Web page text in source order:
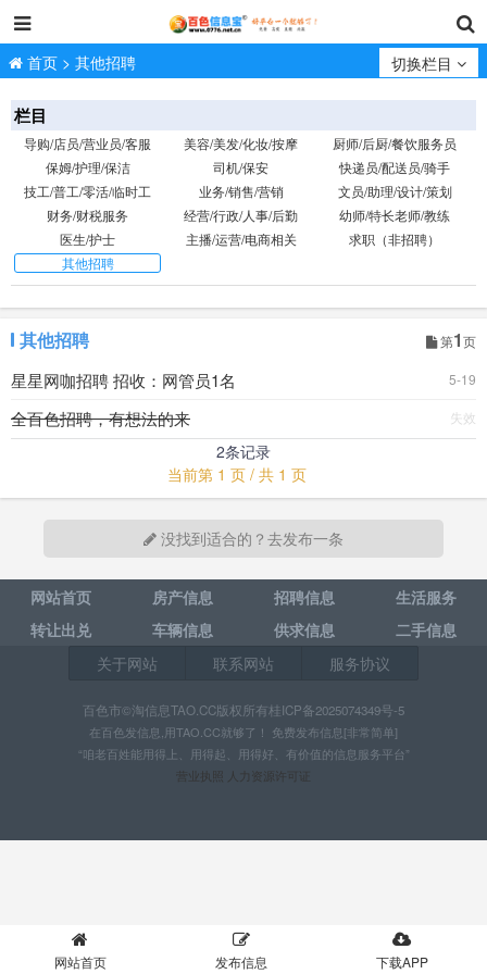
首页 > 其他招聘 切换栏目
栏目
导购/店员/营业员/客服 美容/美发/化妆/按摩
厨师/后厨/餐饮服务员
保姆/护理/保洁
司机/保安
快递员/配送员/骑手
技工/普工/零活/临时工
业务/销售/营销
文员/助理/设计/策划
财务/财税服务
经营/行政/人事/后勤
幼师/特长老师/教练
医生/护士
主播/运营/电商相关
求职（非招聘）
其他招聘
其他招聘 第1页
星星网咖招聘 招收：网管员1名 5-19
全百色招聘，有想法的来 失效
2条记录
当前第 1 页 / 共 1 页
没找到适合的？去发布一条
网站首页 房产信息 招聘信息
生活服务
转让出兑
车辆信息 供求信息
二手信息
关于网站
联系网站 服务协议
百色市©淘信息TAO.CC版权所有桂ICP备2025074349号-5
在百色发信息,用TAO.CC就够了！ 免费发布信息[非常简单]
“咱老百姓能用得上、用得起、用得好、有价值的信息服务平台”
营业执照 人力资源许可证
网站首页 发布信息 下载APP